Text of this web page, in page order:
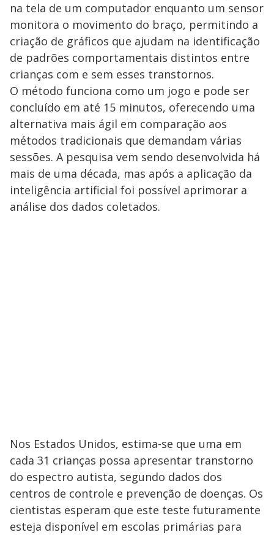
na tela de um computador enquanto um sensor
monitora o movimento do braço, permitindo a
criação de gráficos que ajudam na identificação
de padrões comportamentais distintos entre
crianças com e sem esses transtornos.
O método funciona como um jogo e pode ser
concluído em até 15 minutos, oferecendo uma
alternativa mais ágil em comparação aos
métodos tradicionais que demandam várias
sessões. A pesquisa vem sendo desenvolvida há
mais de uma década, mas após a aplicação da
inteligência artificial foi possível aprimorar a
análise dos dados coletados.
Nos Estados Unidos, estima-se que uma em
cada 31 crianças possa apresentar transtorno
do espectro autista, segundo dados dos
centros de controle e prevenção de doenças. Os
cientistas esperam que este teste futuramente
esteja disponível em escolas primárias para